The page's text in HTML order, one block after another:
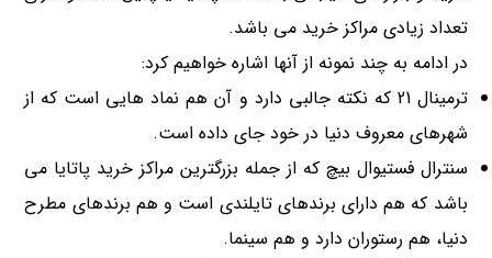
تعداد زیادی مراکز خرید می باشد.
در ادامه به چند نمونه از آنها اشاره خواهیم کرد:
ترمینال 21 که نکته جالبی دارد و آن هم نماد هایی است که از
شهرهای معروف دنیا در خود جای داده است.
سنترال فستیوال بیچ که از جمله بزرگترین مراکز خرید پاتایا می
باشد که هم دارای برندهای تایلندی است و هم برندهای مطرح
دنیا، هم رستوران دارد و هم سینما.